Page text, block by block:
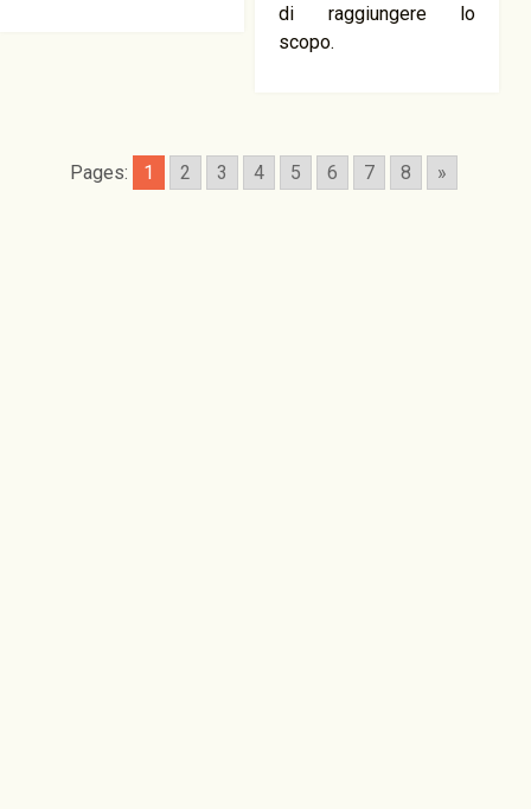
di raggiungere lo
scopo.
Pages: 1 2 3 4 5 6 7 8 »